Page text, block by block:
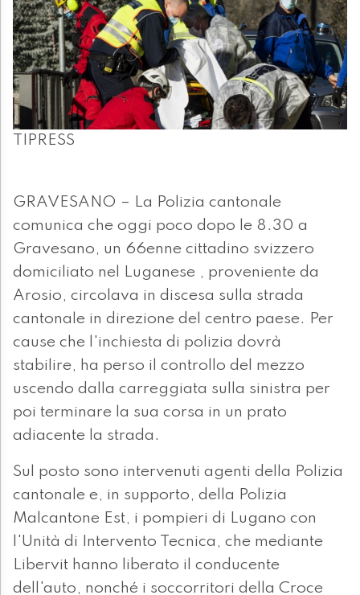
TIPRESS
GRAVESANO – La Polizia cantonale
comunica che oggi poco dopo le 8.30 a
Gravesano, un 66enne cittadino svizzero
domiciliato nel Luganese , proveniente da
Arosio, circolava in discesa sulla strada
cantonale in direzione del centro paese. Per
cause che l'inchiesta di polizia dovrà
stabilire, ha perso il controllo del mezzo
uscendo dalla carreggiata sulla sinistra per
poi terminare la sua corsa in un prato
adiacente la strada.
Sul posto sono intervenuti agenti della Polizia
cantonale e, in supporto, della Polizia
Malcantone Est, i pompieri di Lugano con
l'Unità di Intervento Tecnica, che mediante
Libervit hanno liberato il conducente
dell'auto, nonché i soccorritori della Croce